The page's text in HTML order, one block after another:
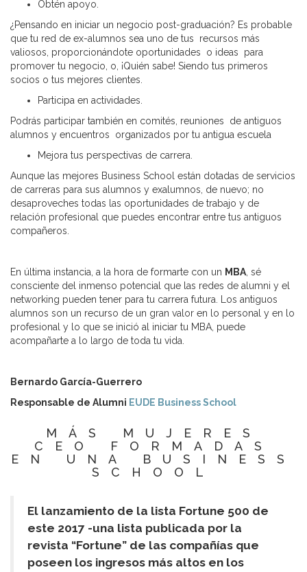
Obtén apoyo.
¿Pensando en iniciar un negocio post-graduación? Es probable
que tu red de ex-alumnos sea uno de tus recursos más
valiosos, proporcionándote oportunidades o ideas para
promover tu negocio, o, ¡Quién sabe! Siendo tus primeros
socios o tus mejores clientes.
Participa en actividades.
Podrás participar también en comités, reuniones de antiguos
alumnos y encuentros organizados por tu antigua escuela
Mejora tus perspectivas de carrera.
Aunque las mejores Business School están dotadas de servicios
de carreras para sus alumnos y exalumnos, de nuevo; no
desaproveches todas las oportunidades de trabajo y de
relación profesional que puedes encontrar entre tus antiguos
compañeros.
En última instancia, a la hora de formarte con un MBA , sé
consciente del inmenso potencial que las redes de alumni y el
networking pueden tener para tu carrera futura. Los antiguos
alumnos son un recurso de un gran valor en lo personal y en lo
profesional y lo que se inició al iniciar tu MBA, puede
acompañarte a lo largo de toda tu vida.
Bernardo García-Guerrero
Responsable de Alumni EUDE Business School
MÁS MUJERES
CEO FORMADAS
EN UNA BUSINESS
SCHOOL
El lanzamiento de la lista Fortune 500 de
este 2017 -una lista publicada por la
revista “Fortune” de las compañías que
poseen los ingresos más altos en los